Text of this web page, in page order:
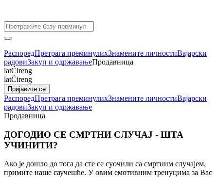
РаспоредПретрага преминулихЗнамените личностиВајарски
радовиЗакуп и одржавањеПродавница
latĆireng
latĆireng
Пријавите се
РаспоредПретрага преминулихЗнамените личностиВајарски
радовиЗакуп и одржавање
Продавница
ДОГОДИО СЕ СМРТНИ СЛУЧАЈ - ШТА
УЧИНИТИ?
Ако је дошло до тога да сте се суочили са смртним случајем,
примите наше саучешће. У овим емотивним тренуцима за Вас